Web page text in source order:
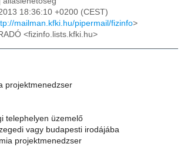
18:36:10 +0200 (CEST)
mailman.kfki.hu/pipermail/fizinfo>
<fizinfo.lists.kfki.hu>
projektmenedzser
telephelyen üzemelő
vagy budapesti irodájába
projektmenedzser